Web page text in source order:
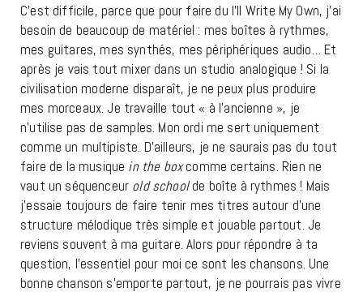
C’est difficile, parce que pour faire du I’ll Write My Own, j’ai
besoin de beaucoup de matériel : mes boîtes à rythmes,
mes guitares, mes synthés, mes périphériques audio… Et
après je vais tout mixer dans un studio analogique ! Si la
civilisation moderne disparaît, je ne peux plus produire
mes morceaux. Je travaille tout « à l’ancienne », je
n’utilise pas de samples. Mon ordi me sert uniquement
comme un multipiste. D’ailleurs, je ne saurais pas du tout
faire de la musique in the boxcomme certains. Rien ne
vaut un séquenceur old schoolde boîte à rythmes ! Mais
j’essaie toujours de faire tenir mes titres autour d’une
structure mélodique très simple et jouable partout. Je
reviens souvent à ma guitare. Alors pour répondre à ta
question, l’essentiel pour moi ce sont les chansons. Une
bonne chanson s’emporte partout, je ne pourrais pas vivre